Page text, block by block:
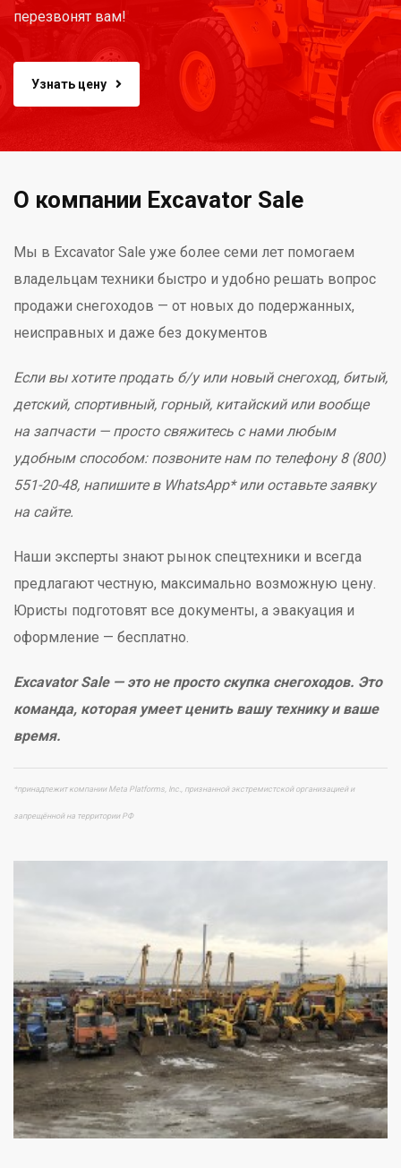
перезвонят вам!
Узнать цену
О компании Excavator Sale
Мы в Excavator Sale уже более семи лет помогаем
владельцам техники быстро и удобно решать вопрос
продажи снегоходов — от новых до подержанных,
неисправных и даже без документов
Если вы хотите продать б/у или новый снегоход, битый,
детский, спортивный, горный, китайский или вообще
на запчасти — просто свяжитесь с нами любым
удобным способом: позвоните нам по телефону 8 (800)
551-20-48, напишите в WhatsApp* или оставьте заявку
на сайте.
Наши эксперты знают рынок спецтехники и всегда
предлагают честную, максимально возможную цену.
Юристы подготовят все документы, а эвакуация и
оформление — бесплатно.
Excavator Sale — это не просто скупка снегоходов. Это
команда, которая умеет ценить вашу технику и ваше
время.
*принадлежит компании Meta Platforms, Inc., признанной экстремистской организацией и
запрещённой на территории РФ